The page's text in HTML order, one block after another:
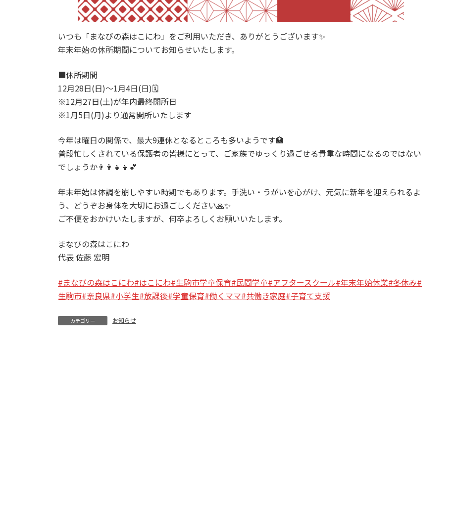
いつも「まなびの森はこにわ」をご利用いただき、ありがとうございます✨
年末年始の休所期間についてお知らせいたします。
■休所期間
12月28日(日)～1月4日(日)🗓️
※12月27日(土)が年内最終開所日
※1月5日(月)より通常開所いたします
今年は曜日の関係で、最大9連休となるところも多いようです🏥
普段忙しくされている保護者の皆様にとって、ご家族でゆっくり過ごせる貴重な時間になるのではない
でしょうか👨‍👩‍👧‍👦💕
年末年始は体調を崩しやすい時期でもあります。手洗い・うがいを心がけ、元気に新年を迎えられるよ
う、どうぞお身体を大切にお過ごしください🙏✨
ご不便をおかけいたしますが、何卒よろしくお願いいたします。
まなびの森はこにわ
代表 佐藤 宏明
#まなびの森はこにわ#はこにわ#生駒市学童保育#民間学童#アフタースクール#年末年始休業#冬休み#
生駒市#奈良県#小学生#放課後#学童保育#働くママ#共働き家庭#子育て支援
カテゴリー お知らせ